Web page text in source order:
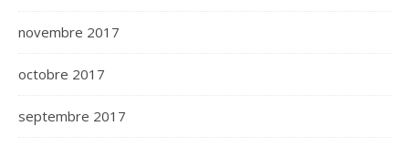
novembre 2017
octobre 2017
septembre 2017